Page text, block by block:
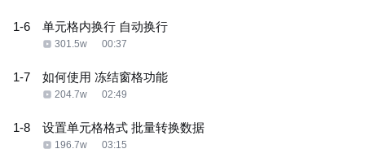
1-6 单元格内换行 自动换行
301.5w 00:37
1-7 如何使用 冻结窗格功能
204.7w 02:49
1-8 设置单元格格式 批量转换数据
196.7w 03:15